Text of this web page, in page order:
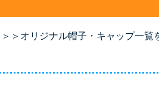
＞＞オリジナル帽子・キャップ一覧